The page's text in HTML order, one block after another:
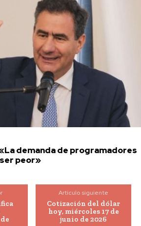
demanda de programadores
ser peor»
Artículo siguiente
Cotización del dólar
hoy, miércoles 17 de
junio de 2026